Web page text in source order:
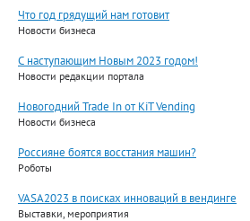
Что год грядущий нам готовит
Новости бизнеса
С наступающим Новым 2023 годом!
Новости редакции портала
Новогодний Trade In от KiT Vending
Новости бизнеса
Россияне боятся восстания машин?
Роботы
VASA2023 в поисках инноваций в вендинге
Выставки, мероприятия